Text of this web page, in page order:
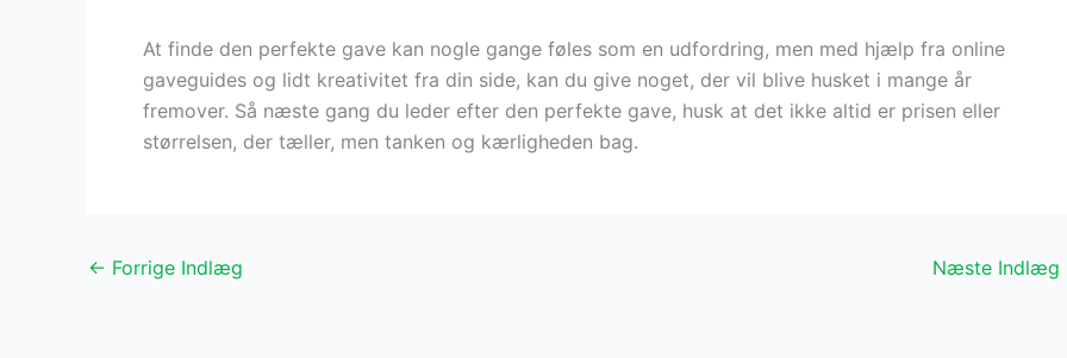
At finde den perfekte gave kan nogle gange føles som en udfordring, men med hjælp fra online
gaveguides og lidt kreativitet fra din side, kan du give noget, der vil blive husket i mange år
fremover. Så næste gang du leder efter den perfekte gave, husk at det ikke altid er prisen eller
størrelsen, der tæller, men tanken og kærligheden bag.
← Forrige Indlæg Næste Indlæg